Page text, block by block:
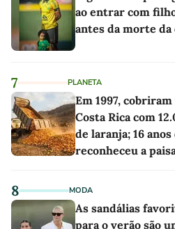
ao entrar com
antes da morte da
7 PLANETA
Em 1997,
Costa Rica com
de laranja; 16
reconheceu a
8 MODA
As sandálias
para o verão são